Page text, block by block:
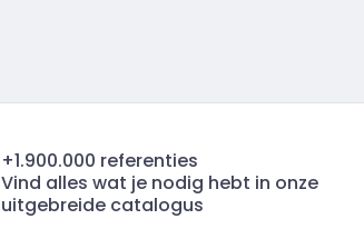
+1.900.000 referenties
Vind alles wat je nodig hebt in onze
uitgebreide catalogus